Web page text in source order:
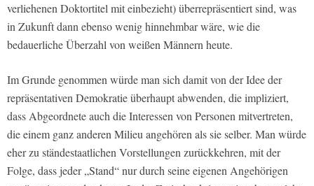
verliehenen Doktortitel mit einbezieht) überrepräsentiert sind, was
in Zukunft dann ebenso wenig hinnehmbar wäre, wie die
bedauerliche Überzahl von weißen Männern heute.
Im Grunde genommen würde man sich damit von der Idee der
repräsentativen Demokratie überhaupt abwenden, die impliziert,
dass Abgeordnete auch die Interessen von Personen mitvertreten,
die einem ganz anderen Milieu angehören als sie selber. Man würde
eher zu ständestaatlichen Vorstellungen zurückkehren, mit der
Folge, dass jeder „Stand“ nur durch seine eigenen Angehörigen